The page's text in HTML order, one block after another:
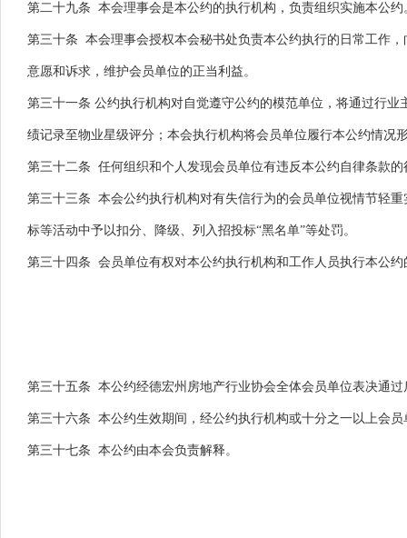
第二十九条 本会理事会是本公约的执行机构，负责组织实施本公约
第三十条 本会理事会授权本会秘书处负责本公约执行的日常工作
意愿和诉求，维护会员单位的正当利益。
第三十一条 公约执行机构对自觉遵守公约的模范单位，将通过行
绩记录至物业星级评分；本会执行机构将会员单位履行本公约情况
第三十二条 任何组织和个人发现会员单位有违反本公约自律条款
第三十三条 本会公约执行机构对有失信行为的会员单位视情节轻
标等活动中予以扣分、降级、列入招投标“黑名单”等处罚。
第三十四条 会员单位有权对本公约执行机构和工作人员执行本公
第三十五条 本公约经德宏州房地产行业协会全体会员单位表决通
第三十六条 本公约生效期间，经公约执行机构或十分之一以上会
第三十七条 本公约由本会负责解释。